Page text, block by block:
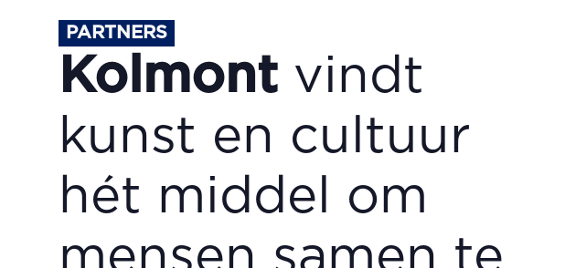
PARTNERS
Kolmont vindt
kunst en cultuur
hét middel om
mensen samen te